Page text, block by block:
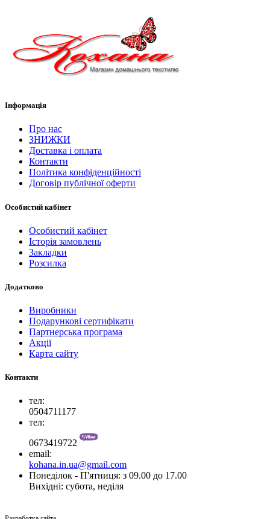
Інформація
Про нас
ЗНИЖКИ
Доставка і оплата
Контакти
Політика конфіденційності
Договір публічної оферти
Особистий кабінет
Особистий кабінет
Історія замовлень
Закладки
Розсилка
Додатково
Виробники
Подарункові сертифікати
Партнерська програма
Акції
Карта сайту
Контакти
тел:
0504711177
тел:
0673419722
email:
kohana.in.ua@gmail.com
Понеділок - П'ятниця: з 09.00 до 17.00
Вихідні: субота, неділя